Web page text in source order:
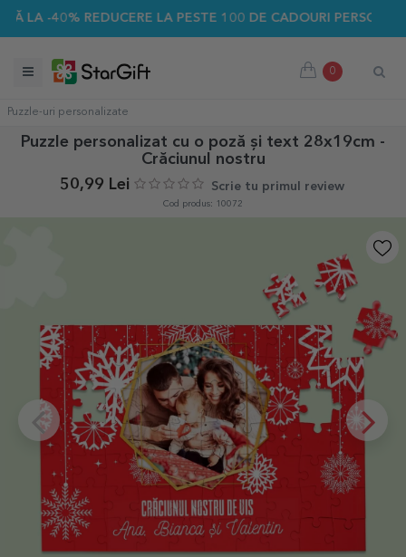
40% REDUCERE LA PESTE 100 DE CADOURI PERSONALIZATE
0
Puzzle-uri personalizate
Puzzle personalizat cu o poză și text 28x19cm -
Crăciunul nostru
50,99 Lei
Scrie tu primul review
Cod produs: 10072